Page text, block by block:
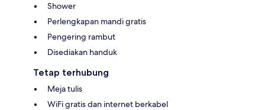
Shower
Perlengkapan mandi gratis
Pengering rambut
Disediakan handuk
Tetap terhubung
Meja tulis
WiFi gratis dan internet berkabel